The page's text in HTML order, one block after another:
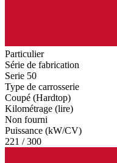
Particulier
Série de fabrication
Serie 50
Type de carrosserie
Coupé (Hardtop)
Kilométrage (lire)
Non fourni
Puissance (kW/CV)
221 / 300